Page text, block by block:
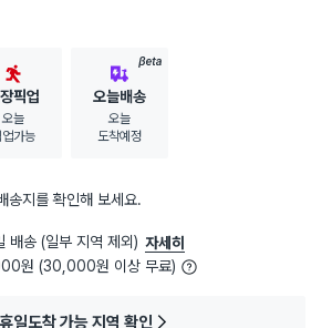
픽업
오늘
가능
BETA
오늘배송
오늘
도착예정
송지를 확인해 보세요.
배송 (일부 지역 제외) 자세히
원 (30,000원 이상 무료)
휴일도착 가능 지역 확인